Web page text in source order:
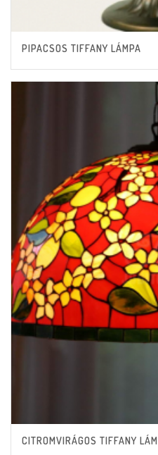
PIPACSOS TIFFANY LÁMPA
CITROMVIRÁGOS TIFFANY